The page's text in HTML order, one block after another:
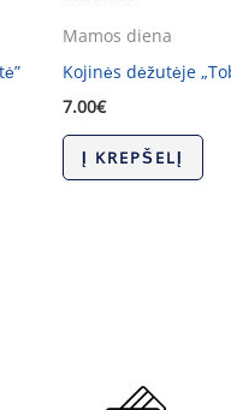
Mamos diena
Kojinės dėžutėje
7.00€
Į KREPŠELĮ